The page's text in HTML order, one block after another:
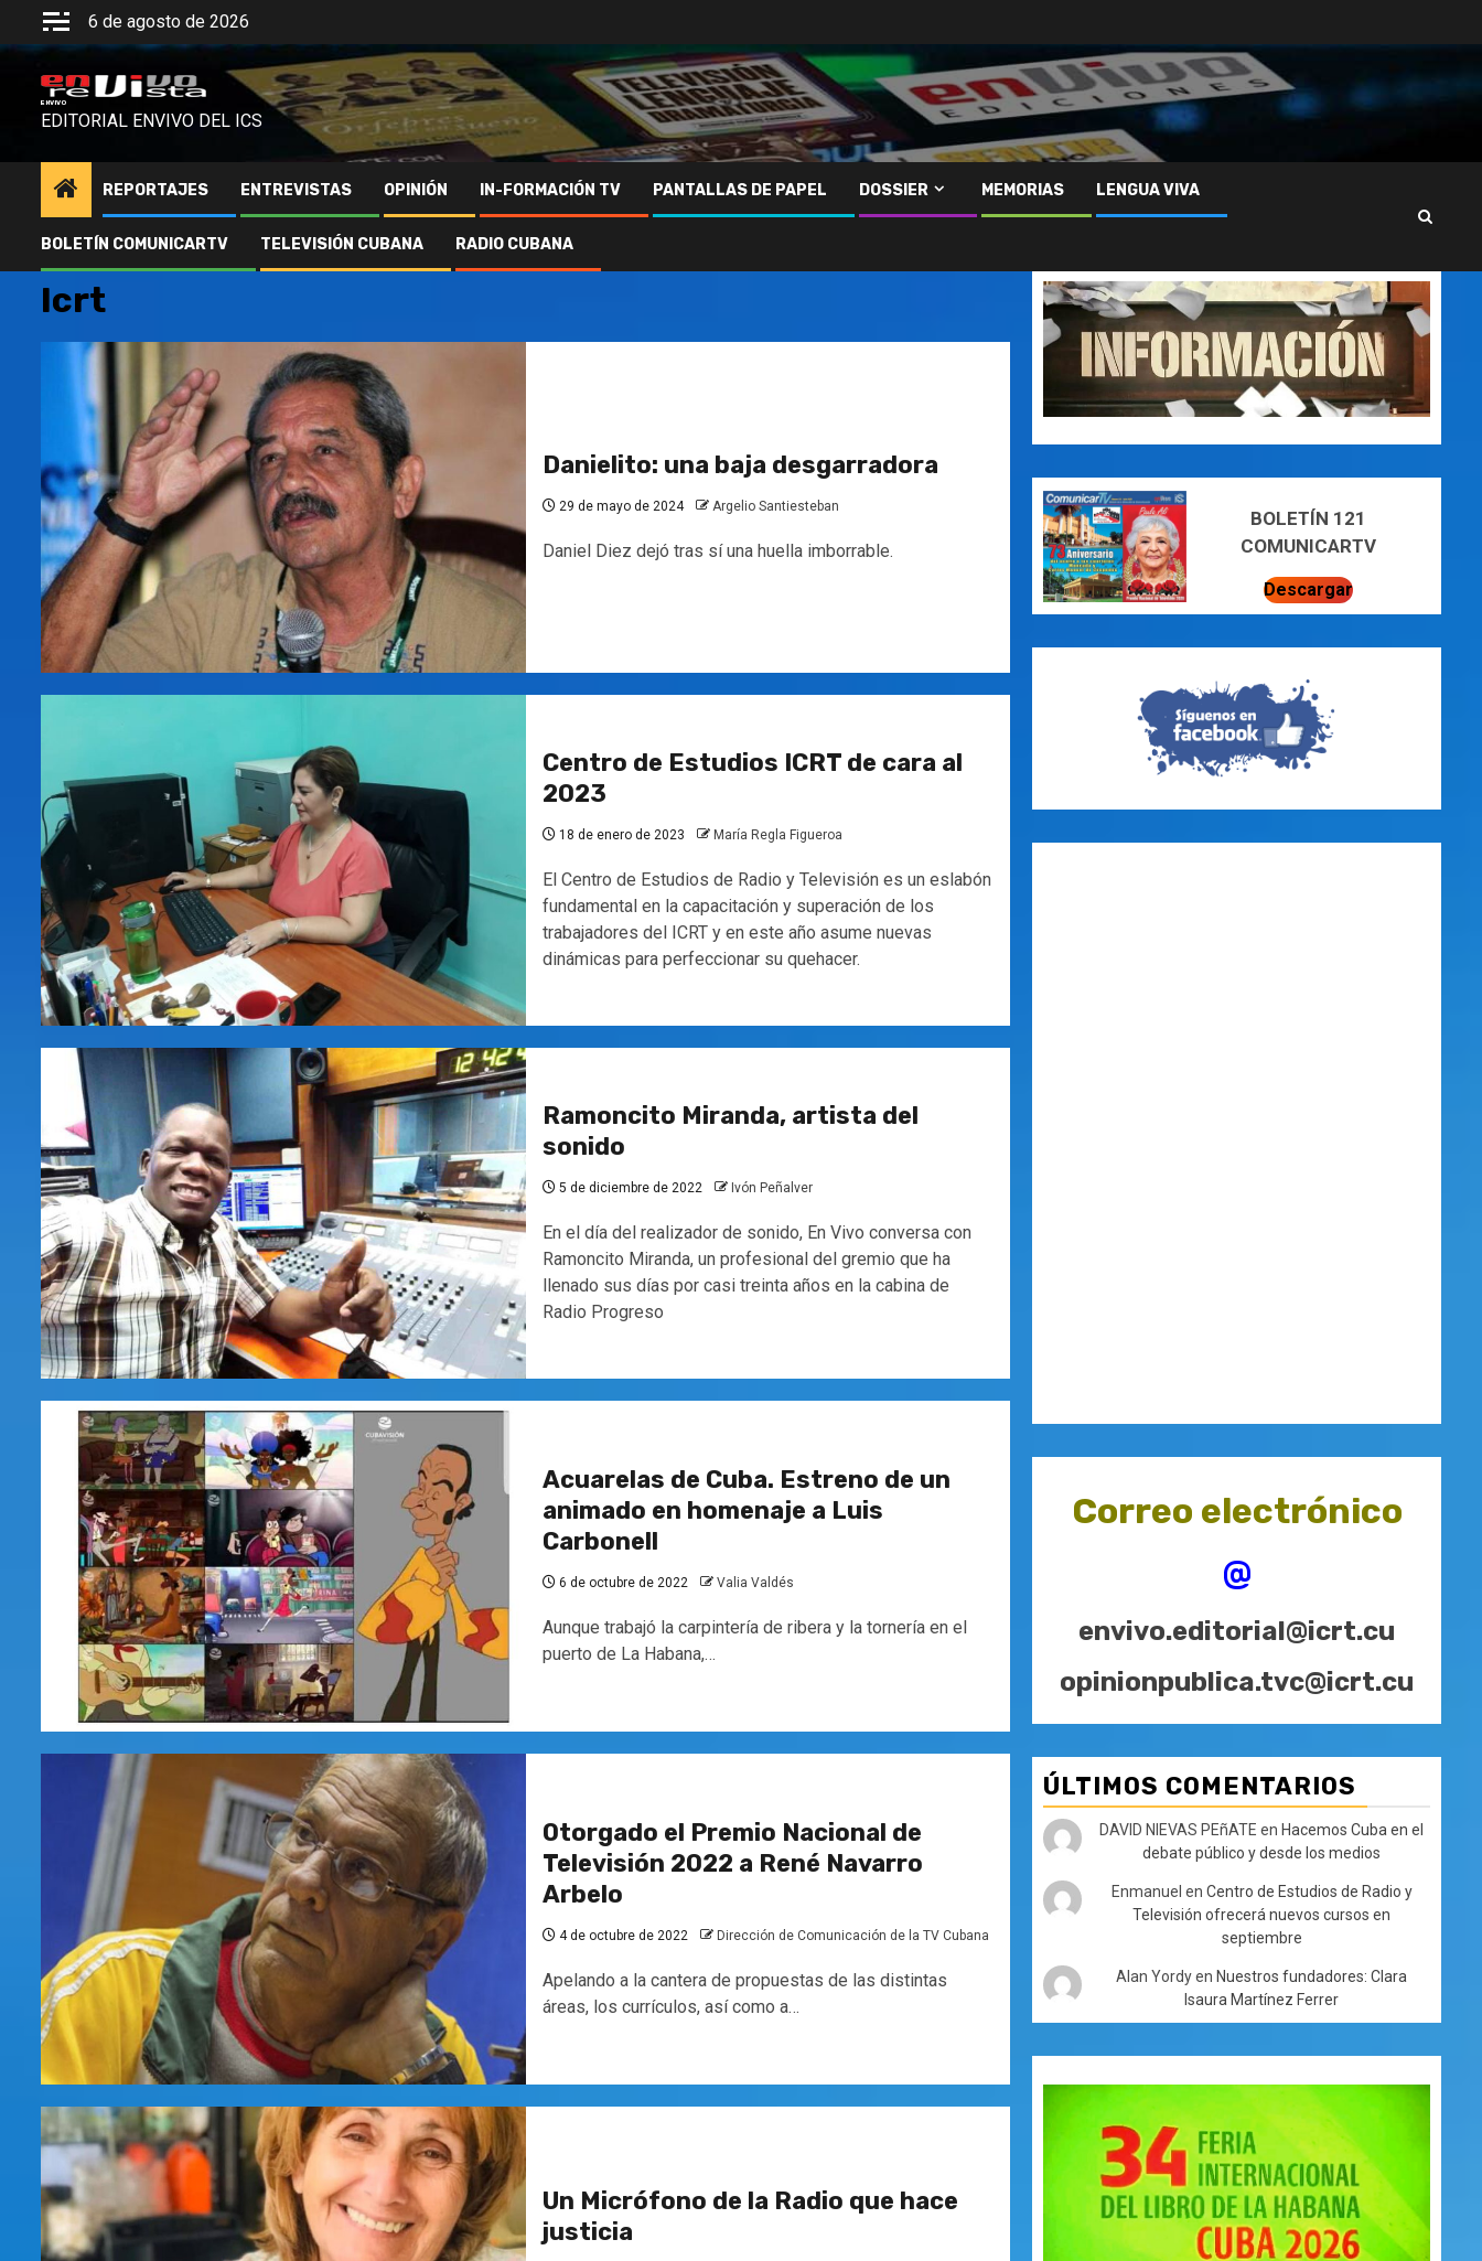
6 de agosto de 2026
ENVIVO
EDITORIAL ENVIVO DEL ICS
REPORTAJES ENTREVISTAS OPINIÓN IN-FORMACIÓN TV PANTALLAS DE PAPEL DOSSIER MEMORIAS LENGUA VIVA
BOLETÍN COMUNICARTV TELEVISIÓN CUBANA RADIO CUBANA
Icrt
Danielito: una baja desgarradora
29 de mayo de 2024 Argelio Santiesteban
Daniel Diez dejó tras sí una huella imborrable.
Centro de Estudios ICRT de cara al
2023
18 de enero de 2023 María Regla Figueroa
El Centro de Estudios de Radio y Televisión es un eslabón
fundamental en la capacitación y superación de los
trabajadores del ICRT y en este año asume nuevas
dinámicas para perfeccionar su quehacer.
Ramoncito Miranda, artista del
sonido
5 de diciembre de 2022 Ivón Peñalver
En el día del realizador de sonido, En Vivo conversa con
Ramoncito Miranda, un profesional del gremio que ha
llenado sus días por casi treinta años en la cabina de
Radio Progreso
Acuarelas de Cuba. Estreno de un
animado en homenaje a Luis
Carbonell
6 de octubre de 2022 Valia Valdés
Aunque trabajó la carpintería de ribera y la tornería en el
puerto de La Habana,…
Otorgado el Premio Nacional de
Televisión 2022 a René Navarro
Arbelo
4 de octubre de 2022 Dirección de Comunicación de la TV Cubana
Apelando a la cantera de propuestas de las distintas
áreas, los currículos, así como a…
Un Micrófono de la Radio que hace
justicia
BOLETÍN 121
COMUNICARTV
Descargar
Correo electrónico
@
envivo.editorial@icrt.cu
opinionpublica.tvc@icrt.cu
ÚLTIMOS COMENTARIOS
DAVID NIEVAS PEñATE en Hacemos Cuba en el
debate público y desde los medios
Enmanuel en Centro de Estudios de Radio y
Televisión ofrecerá nuevos cursos en
septiembre
Alan Yordyen Nuestros fundadores: Clara
Isaura Martínez Ferrer